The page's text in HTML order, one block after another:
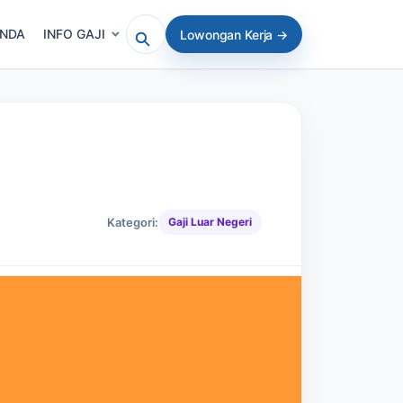
INFO GAJI
Cari artikel atau lowongan
Lowongan Kerja →
Kategori: Gaji Luar Negeri